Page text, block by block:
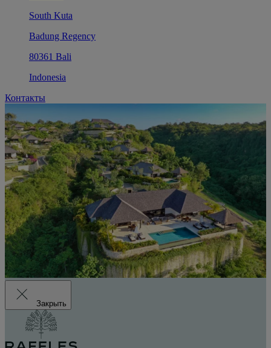
South Kuta
Badung Regency
80361 Bali
Indonesia
Контакты
Закрыть